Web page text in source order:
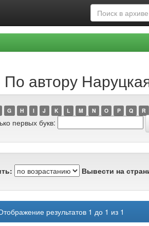
автору
G H I J K L M N O P Q R
первых букв:
Вывести на
результатов 1 до 1 из 1